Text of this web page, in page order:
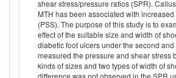
shear stress/pressure ratios (SPR).
MTH has been associated with
(PSS). The purpose of this study is to
effect of the suitable size and width of
diabetic foot ulcers under the second and
measured the pressure and shear stress
kinds of sizes and two types of width of